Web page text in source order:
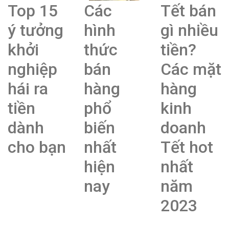
Top 15
ý tưởng
khởi
nghiệp
hái ra
tiền
dành
cho bạn
Các
hình
thức
bán
hàng
phổ
biến
nhất
hiện
nay
Tết bán
gì nhiều
tiền?
Các mặt
hàng
kinh
doanh
Tết hot
nhất
năm
2023